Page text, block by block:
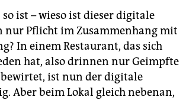
so ist – wieso ist dieser digitale
nur Pflicht im Zusammenhang mit
In einem Restaurant, das sich
hat, also drinnen nur Geimpfte
bewirtet, ist nun der digitale
Aber beim Lokal gleich nebenan,